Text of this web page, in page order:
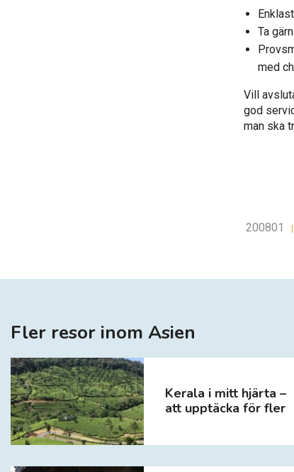
Ta
med
Vill
god
man ska
200801 |
Fler resor inom Asien
Kerala i mitt hjärta –
att upptäcka för fler